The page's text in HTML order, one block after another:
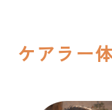
ケアラー